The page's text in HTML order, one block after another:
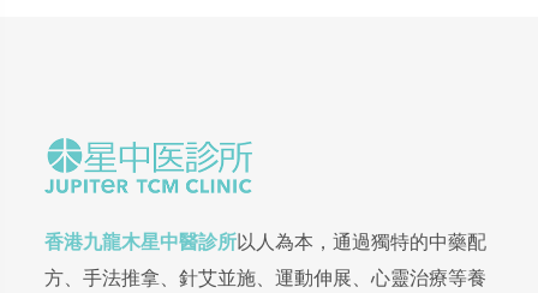
香港九龍木星中醫診所以人為本，通過獨特的中藥配
方、手法推拿、針艾並施、運動伸展、心靈治療等養